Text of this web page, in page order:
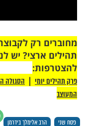
window.
לטעון את
כשלו או מכיוון